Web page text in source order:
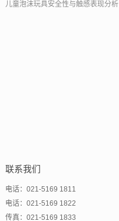
儿童泡沫玩具安全性与触感表现分析
联系我们
电话：021-5169 1811
电话：021-5169 1822
传真：021-5169 1833